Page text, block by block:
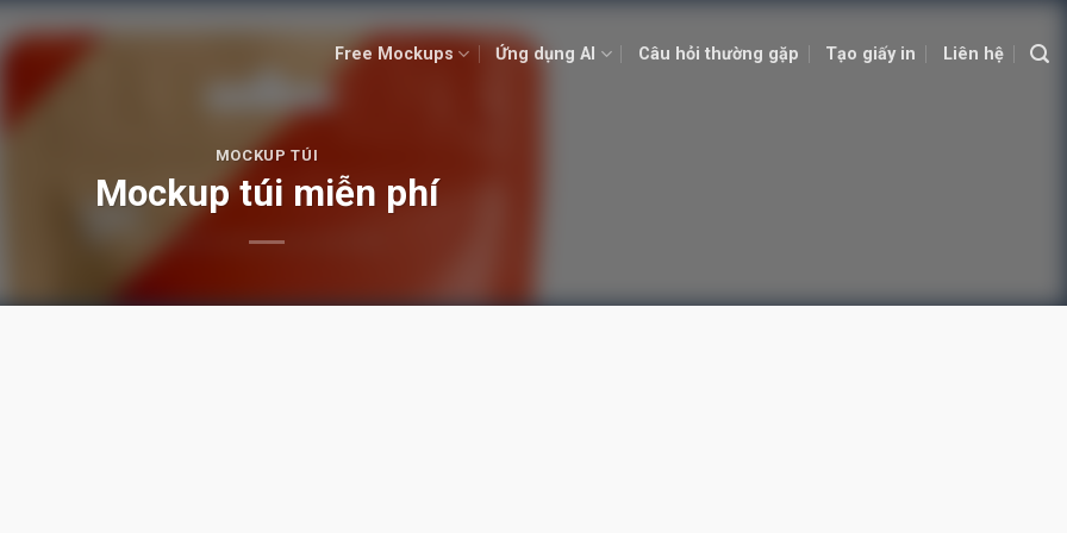
Free Mockups Ứng dụng AI Câu hỏi thường gặp Tạo giấy in Liên hệ
MOCKUP TÚI
Mockup túi miễn phí